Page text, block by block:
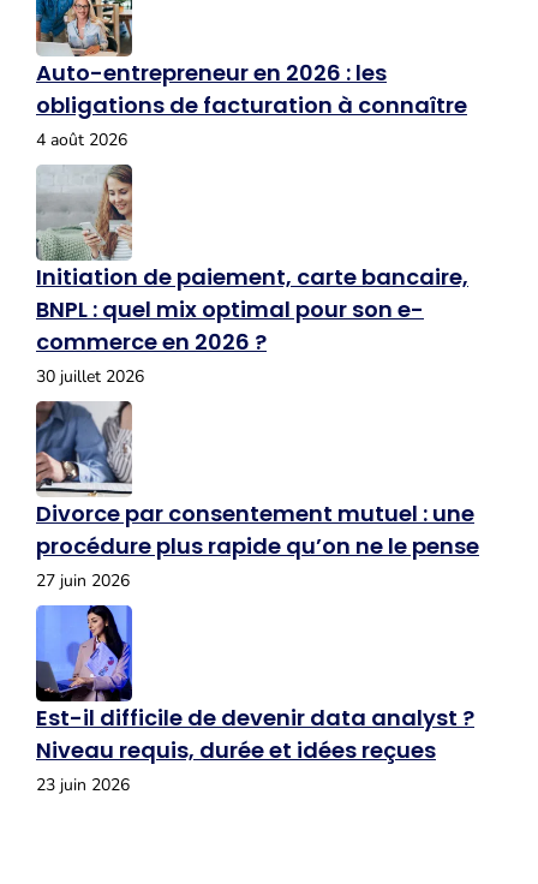
Auto-entrepreneur en 2026 : les
obligations de facturation à connaître
4 août 2026
Initiation de paiement, carte bancaire,
BNPL : quel mix optimal pour son e-
commerce en 2026 ?
30 juillet 2026
Divorce par consentement mutuel : une
procédure plus rapide qu’on ne le pense
27 juin 2026
Est-il difficile de devenir data analyst ?
Niveau requis, durée et idées reçues
23 juin 2026